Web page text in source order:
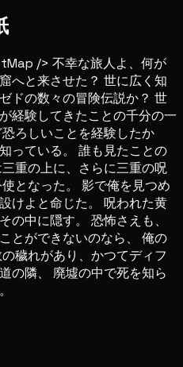
/> 不幸な旅人よ、何が
へと来させた？ 世に広く知
ドの数々の冒険伝説か？ 世
経験してきたことの千分の一
ろしいことを経験したか
っている。 誰も見たことの
重の上に、さらに三重の呪
となった。 影で俺を見つめ
けよと命じた。 呪われた黄
の中に隠す。 恐怖さえも、
とができないのなら、 俺の
穢れがあり、かつてディフ
の隣、 廃墟の中で死を知ら